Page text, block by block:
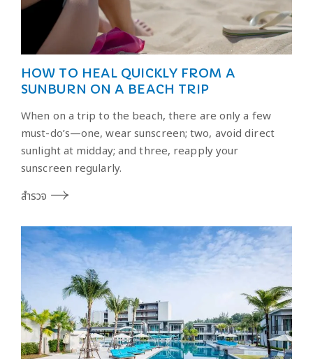
HOW TO HEAL QUICKLY FROM A
SUNBURN ON A BEACH TRIP
When on a trip to the beach, there are only a few
must-do’s—one, wear sunscreen; two, avoid direct
sunlight at midday; and three, reapply your
sunscreen regularly.
สำรวจ